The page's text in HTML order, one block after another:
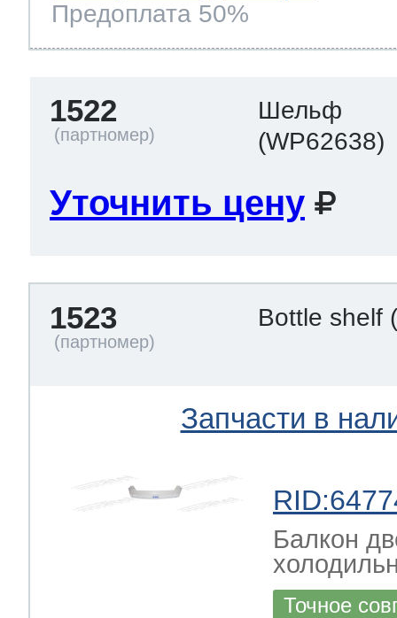
Предоплата 50%
1522
Шельф
(WP62638)
Уточнить цену
1523 Bottle shelf
Запчасти в
Балкон
Точное